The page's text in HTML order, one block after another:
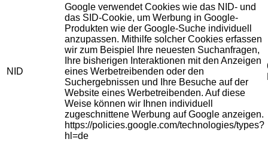
NID
Google verwendet Cookies wie das NID- und
das SID-Cookie, um Werbung in Google-
Produkten wie der Google-Suche individuell
anzupassen. Mithilfe solcher Cookies erfassen
wir zum Beispiel Ihre neuesten Suchanfragen,
Ihre bisherigen Interaktionen mit den Anzeigen
eines Werbetreibenden oder den
Suchergebnissen und Ihre Besuche auf der
Website eines Werbetreibenden. Auf diese
Weise können wir Ihnen individuell
zugeschnittene Werbung auf Google anzeigen.
https://policies.google.com/technologies/types?
hl=de